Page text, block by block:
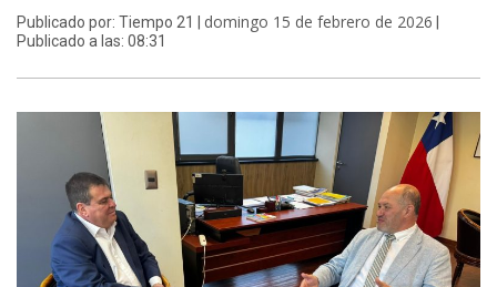
Publicado por: Tiempo 21 | domingo 15 de febrero de 2026
Publicado a las: 08:31